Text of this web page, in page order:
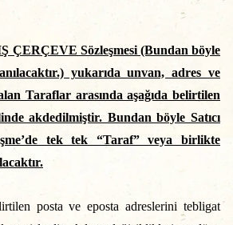
ÇERÇEVE Sözleşmesi (Bundan böyle
yukarıda unvan, adres ve
Taraflar arasında aşağıda belirtilen
akdedilmiştir. Bundan böyle Satıcı
tek tek “Taraf” veya birlikte
posta ve eposta adreslerini tebligat